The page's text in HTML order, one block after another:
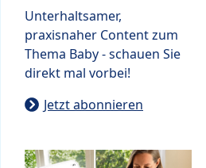
Unterhaltsamer,
praxisnaher Content zum
Thema Baby - schauen Sie
direkt mal vorbei!
Jetzt abonnieren